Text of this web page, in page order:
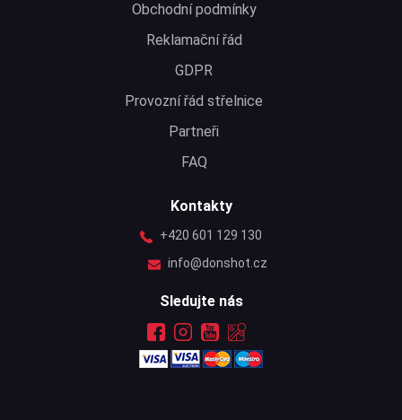
Obchodní podmínky
Reklamační řád
GDPR
Provozní řád střelnice
Partneři
FAQ
Kontakty
+420 601 129 130
info@donshot.cz
Sledujte nás